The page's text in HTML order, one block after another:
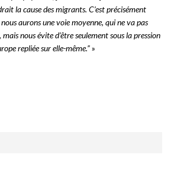
la cause des migrants. C’est précisément
aurons une voie moyenne, qui ne va pas
nous évite d’être seulement sous la pression
repliée sur elle-même.”»